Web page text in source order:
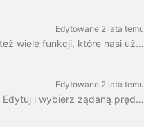
Edytowane 2 lata temu
Wave.video oferuje ponad 300 milionów stockowych klipów wideo i obrazów, ale jest też wiele funkcji, które nasi użytkownicy i pracownicy pokochali...
Edytowane 2 lata temu
Możesz zmienić prędkość klipu wideo w Wave.video. Aby to zrobić, przejdź do kroku Edytuj i wybierz żądaną prędkość. Domyślnie prędkość wideo jest ...